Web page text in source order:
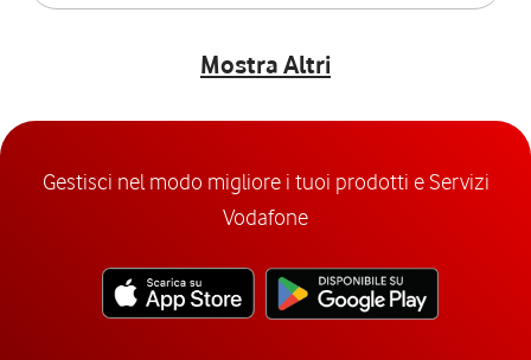
Mostra Altri
Gestisci nel modo migliore i tuoi prodotti e Servizi
Vodafone